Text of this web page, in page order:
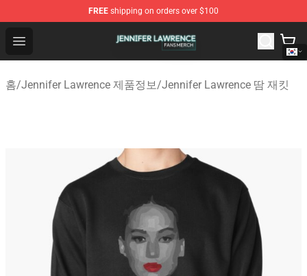
FREE shipping on orders over $100
Open menu
Jennifer Lawrence Shop - Official Jennifer Lawrence
홈/Jennifer Lawrence 제품정보/Jennifer Lawrence 땀 재킷